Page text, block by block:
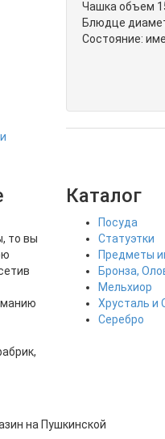
Чашка объем
Блюдце
Состояние:
то вы
Каталог
Посуда
Статуэтки
Предметы
Бронза,
Мельхиор
Хрусталь и
Серебро
на Пушкинской